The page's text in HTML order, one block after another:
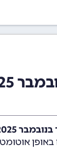
2025)
2025 (11/2025)